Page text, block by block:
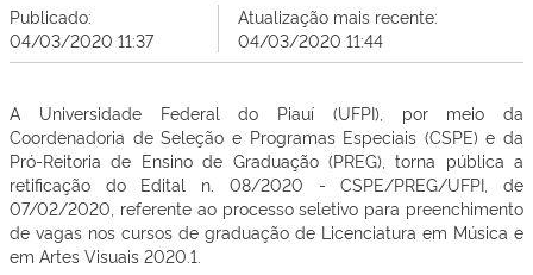
Publicado:
04/03/2020 11:37
Atualização mais recente:
04/03/2020 11:44
A Universidade Federal do Piauí (UFPI), por meio da
Coordenadoria de Seleção e Programas Especiais (CSPE) e da
Pró-Reitoria de Ensino de Graduação (PREG), torna pública a
retificação do Edital n. 08/2020 - CSPE/PREG/UFPI, de
07/02/2020, referente ao processo seletivo para preenchimento
de vagas nos cursos de graduação de Licenciatura em Música e
em Artes Visuais 2020.1.